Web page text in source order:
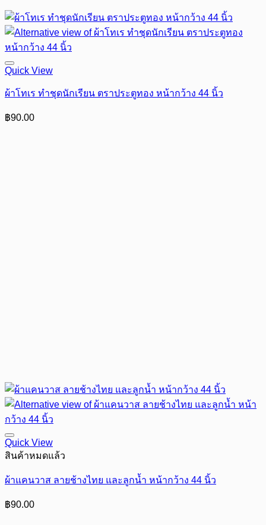
Quick View
ผ้าโทเร ทำชุดนักเรียน ตราประตูทอง หน้ากว้าง 44 นิ้ว
฿90.00
Quick View
สินค้าหมดแล้ว
ผ้าแคนวาส ลายช้างไทย และลูกน้ำ หน้ากว้าง 44 นิ้ว
฿90.00